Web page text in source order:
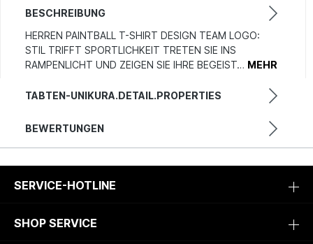
BESCHREIBUNG
HERREN PAINTBALL T-SHIRT DESIGN TEAM LOGO:
STIL TRIFFT SPORTLICHKEIT TRETEN SIE INS
RAMPENLICHT UND ZEIGEN SIE IHRE BEGEIST… MEHR
TABTEN-UNIKURA.DETAIL.PROPERTIES
BEWERTUNGEN
SERVICE-HOTLINE
SHOP SERVICE